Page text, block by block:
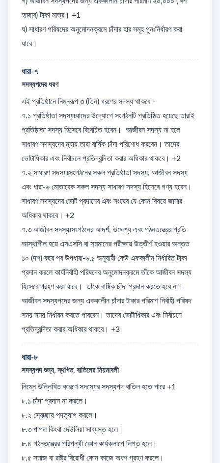
হাজার) টাকা মাত্র। +1
ঘ) সাধারণ পরিষদের অনুমোদনক্রমে চাঁদার হার সমূহ পুনঃনির্ধারণ করা
যাবে।
ধারা-৭
সদস্যপদের ধরণ
এই প্রতিষ্ঠানে নিম্নরূপ ৩ (তিন) ধরণের সদস্য থাকবে -
৭.১ প্রতিষ্ঠাতা সদস্যঃযাদের উদ্যোগে সংগঠনটি প্রতিষ্ঠিত হয়েছে তারাই
প্রতিষ্ঠাতা সদস্য হিসেবে বিবেচিত হবেন।  আজীবন সদস্য না হলে
সাধারণ সদস্যদের ন্যায় তারা বার্ষিক চাঁদা পরিশোধ করবেন। তাদের
ভোটাধিকার এবং নির্বাচনে প্রতিদ্বন্দিতা করার অধিকার থাকবে। +2
৭.২ সাধারণ সদস্যঃসংগঠনের সকল প্রতিষ্ঠাতা সদস্য, আজীবন সদস্য
এবং ধারা-৬ মোতাবেক সকল সদস্য সাধারণ সদস্য হিসেবে গণ্য হবেন।
সাধারণ সদস্যদের ভোট প্রদানের এবং সংঘের যে কোন বিষয়ে জানার
অধিকার থাকবে। +2
৭.৩ আজীবন সদস্যঃসংগঠনের আদর্শ, উদ্দেশ্য এবং গঠনতন্ত্রের প্রতি
আস্থাশীল হয়ে এসএসসি বা সমমানের পরীক্ষায় উত্তীর্ণ হওয়ার অন্তত
১০ (দশ) বছর পর উপধারা-৬.১ অনুযায়ী কেউ এককালীন নির্ধারিত টাকা
প্রদান করলে কার্যনির্বাহী পরিষদের অনুমোদনক্রমে তাঁকে আজীবন সদস্য
হিসেবে গ্রহণ করা যাবে।  তাঁকে বার্ষিক চাঁদা প্রদান করতে হবে না।
আজীবন সদস্যপদের জন্য এককালীন চাঁদার টাকার পরিমাণ নির্বাহী পরিষদ
সময় সময় নির্ধারন করতে পারবেন। তাদের ভোটাধিকার এবং নির্বাচনে
প্রতিদ্বন্দিতা করার অধিকার থাকবে। +3
ধারা-৮
সদস্যপদ শুন্য, স্থগিত, বাতিলের নিয়মাবলী
নিম্নে উল্লিখিত কারণে সদস্যের সদস্যপদ বাতিল হতে পারে +1
৮.১ চাঁদা প্রদান না করলে।
৮.২ স্বেচ্ছায় পদত্যাগ করলে।
৮.৩ পাগল কিংবা দেউলিয়া সাব্যস্ত হলে।
৮.৪ গঠনতন্ত্রের পরিপন্থী কোন কার্যকলাপে লিপ্ত হলে।
৮.৫ সমাজ বা রাষ্ট্র বিরোধী কোন কাজে অংশ গ্রহণ করলে।